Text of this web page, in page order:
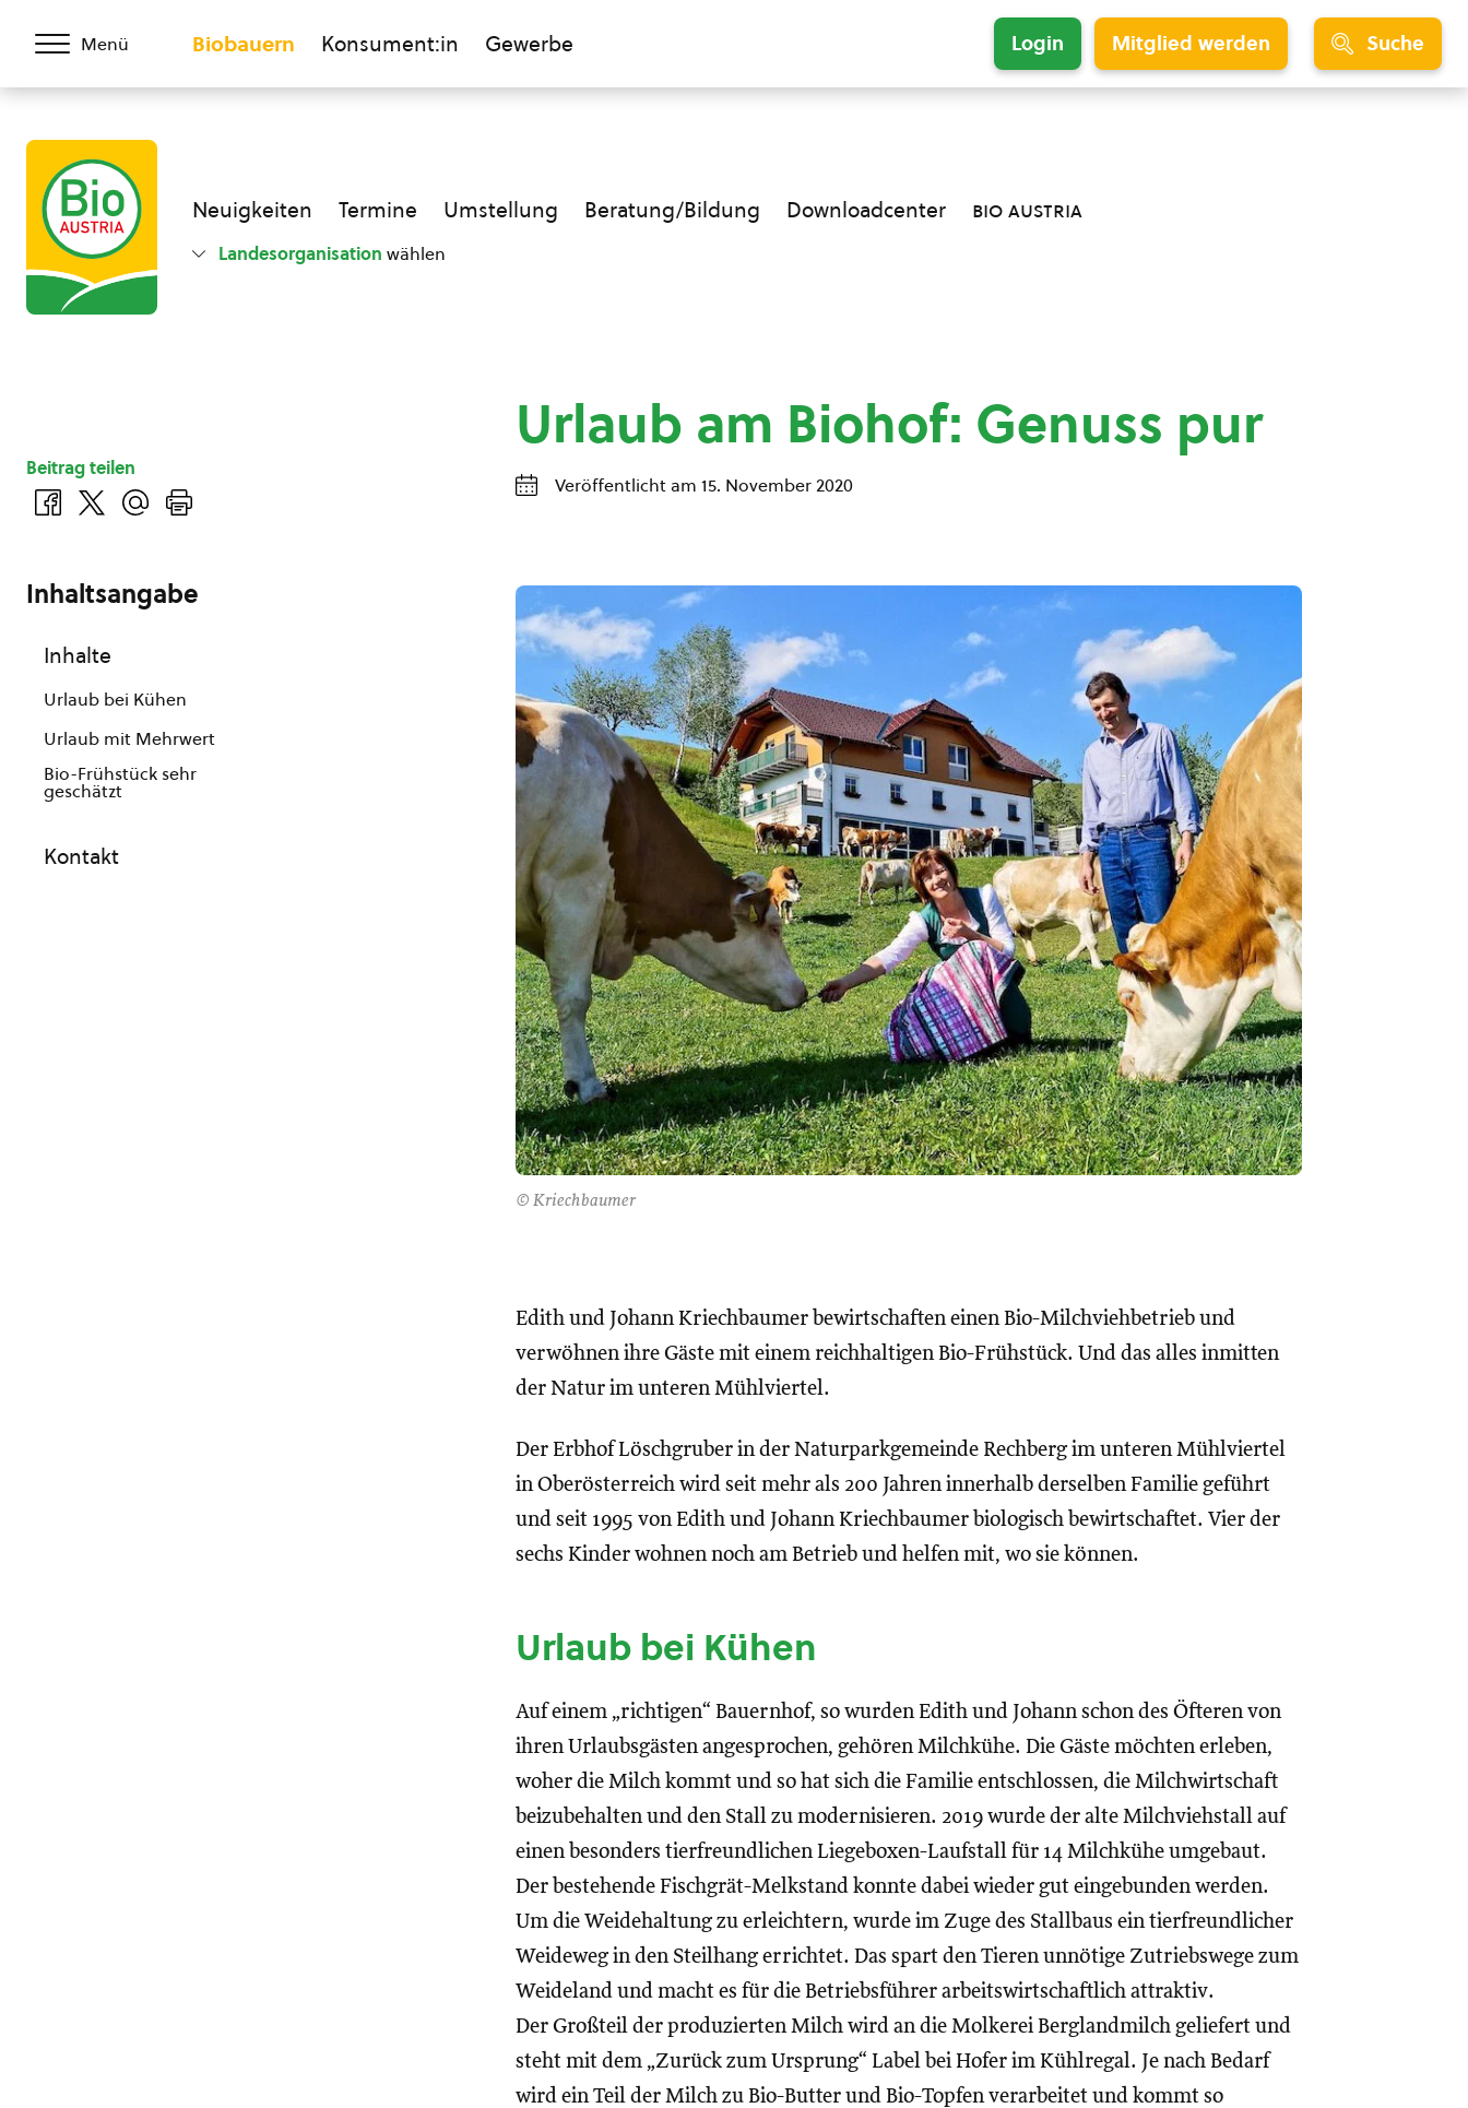
Menü Biobauern Konsument:in Gewerbe Login Mitglied werden Suche
Neuigkeiten Termine Umstellung Beratung/Bildung Downloadcenter bio austria
Landesorganisation wählen
Urlaub am Biohof: Genuss pur
Veröffentlicht am 15. November 2020
© Kriechbaumer
Edith und Johann Kriechbaumer bewirtschaften einen Bio-Milchviehbetrieb und
verwöhnen ihre Gäste mit einem reichhaltigen Bio-Frühstück. Und das alles inmitten
der Natur im unteren Mühlviertel.
Der Erbhof Löschgruber in der Naturparkgemeinde Rechberg im unteren Mühlviertel
in Oberösterreich wird seit mehr als 200 Jahren innerhalb derselben Familie geführt
und seit 1995 von Edith und Johann Kriechbaumer biologisch bewirtschaftet. Vier der
sechs Kinder wohnen noch am Betrieb und helfen mit, wo sie können.
Urlaub bei Kühen
Auf einem „richtigen“ Bauernhof, so wurden Edith und Johann schon des Öfteren von
ihren Urlaubsgästen angesprochen, gehören Milchkühe. Die Gäste möchten erleben,
woher die Milch kommt und so hat sich die Familie entschlossen, die Milchwirtschaft
beizubehalten und den Stall zu modernisieren. 2019 wurde der alte Milchviehstall auf
einen besonders tierfreundlichen Liegeboxen-Laufstall für 14 Milchkühe umgebaut.
Der bestehende Fischgrät-Melkstand konnte dabei wieder gut eingebunden werden.
Um die Weidehaltung zu erleichtern, wurde im Zuge des Stallbaus ein tierfreundlicher
Weideweg in den Steilhang errichtet. Das spart den Tieren unnötige Zutriebswege zum
Weideland und macht es für die Betriebsführer arbeitswirtschaftlich attraktiv.
Der Großteil der produzierten Milch wird an die Molkerei Berglandmilch geliefert und
steht mit dem „Zurück zum Ursprung“ Label bei Hofer im Kühlregal. Je nach Bedarf
wird ein Teil der Milch zu Bio-Butter und Bio-Topfen verarbeitet und kommt so
Beitrag teilen
Inhaltsangabe
Inhalte
Urlaub bei Kühen
Urlaub mit Mehrwert
Bio-Frühstück sehr
geschätzt
Kontakt